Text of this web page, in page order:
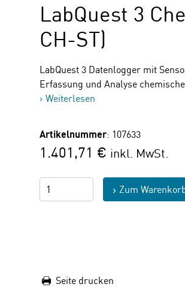
LabQuest 3
CH-ST)
LabQuest 3 Datenlogger mit
Erfassung und Analyse
Weiterlesen
Artikelnummer: 107633
1.401,71 € inkl. MwSt.
Zum
Seite drucken